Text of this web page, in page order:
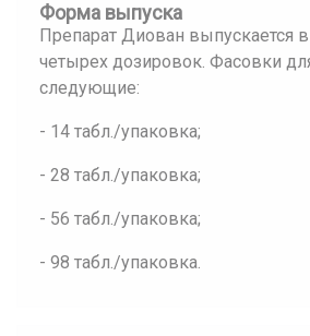
Форма выпуска
Препарат Диован выпускается в
четырех дозировок. Фасовки
следующие:
- 14 табл./упаковка;
- 28 табл./упаковка;
- 56 табл./упаковка;
- 98 табл./упаковка.